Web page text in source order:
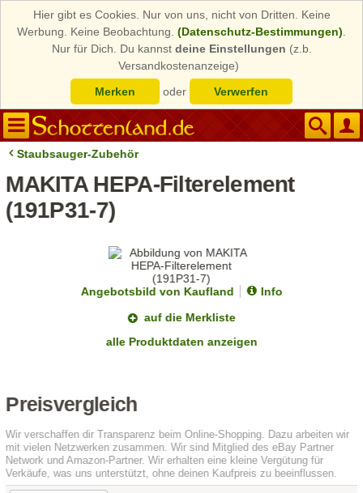
Hier gibt es Cookies. Nur von uns, nicht von Dritten. Keine
Werbung. Keine Beobachtung. (Datenschutz-Bestimmungen)
Nur für Dich. Du kannst deine Einstellungen (z.b.
Versandkostenanzeige)
Merken
oder Verwerfen
Staubsauger-Zubehör
MAKITA HEPA-Filterelement
(191P31-7)
Angebotsbild von Kaufland
Info
auf die Merkliste
alle Produktdaten anzeigen
Preisvergleich
Wir verschaffen dir Transparenz beim Online-Shopping. Dazu arbeiten wir
mit vielen Netzwerken zusammen. Wir sind Mitglied des eBay Partner
Network und Amazon-Partner. Wir erhalten eine kleine Vergütung für
Verkäufe, was uns unterstützt, ohne deinen Kaufpreis zu beeinflussen.